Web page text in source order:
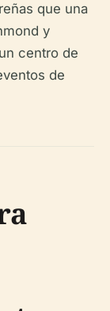
que una
y
centro de
de